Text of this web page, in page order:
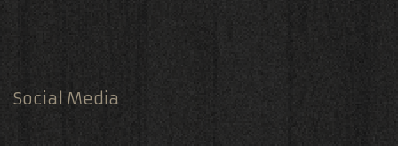
Social Media